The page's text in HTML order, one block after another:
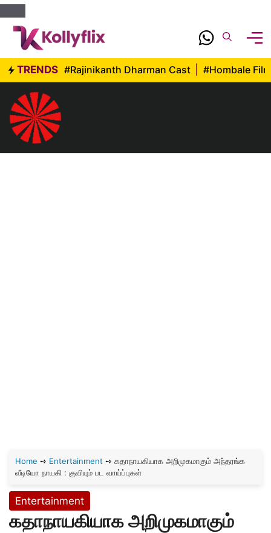
Skip
content
TRENDS #Rajinikanth Dharman Cast #Hombale
Home ➺ Entertainment ➺ கதாநாயகியாக அறிமுகமாகும் அந்தரங்க
வீடியோ நாயகி : குவியும் பட வாய்ப்புகள்
Entertainment
கதாநாயகியாக அறிமுகமாகும்